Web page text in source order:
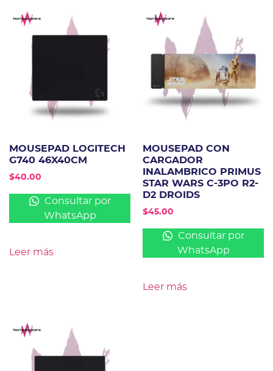
MOUSEPAD LOGITECH
G740 46X40CM
$40.00
Consultar por
WhatsApp
Leer más
MOUSEPAD CON
CARGADOR
INALAMBRICO PRIMUS
STAR WARS C-3PO R2-
D2 DROIDS
$45.00
Consultar por
WhatsApp
Leer más